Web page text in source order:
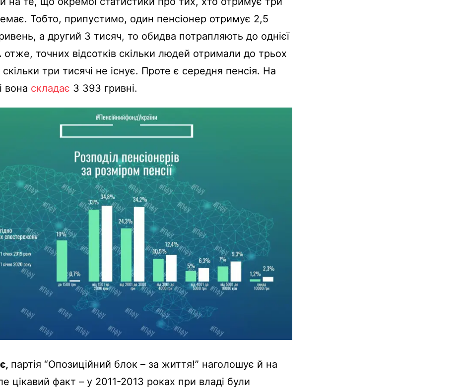
Тобто, припустимо, один пенсіонер отримує 2,5
а другий 3 тисяч, то обидва потрапляють до однієї
отже, точних відсотків скільки людей отримали до трьох
три тисячі не існує. Проте є середня пенсія. На
вона складає 3 393 гривні.
, партія “Опозиційний блок – за життя!” наголошує й на
цікавий факт – у 2011-2013 роках при владі були